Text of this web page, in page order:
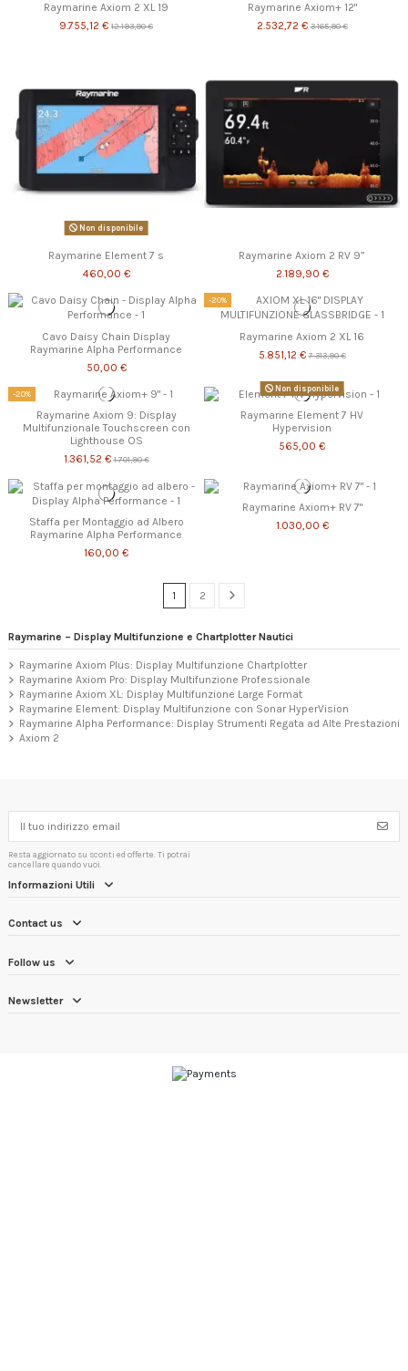
Raymarine Axiom 2 XL 19
9.755,12 € 12.193,90 €
Raymarine Axiom+ 12"
2.532,72 €3.165,90 €
Non disponibile
Raymarine Element 7 s
460,00 €
Raymarine Axiom 2 RV 9”
2.189,90 €
Cavo Daisy Chain Display
Raymarine Alpha Performance
50,00 €
-20%
Raymarine Axiom 2 XL 16
5.851,12 €7.313,90 €
-20%
Raymarine Axiom 9: Display
Multifunzionale Touchscreen con
Lighthouse OS
1.361,52 €1.701,90 €
Non disponibile
Raymarine Element 7 HV
Hypervision
565,00 €
Staffa per Montaggio ad Albero
Raymarine Alpha Performance
160,00 €
Raymarine Axiom+ RV 7"
1.030,00 €
1 2
Raymarine – Display Multifunzione e Chartplotter Nautici
Raymarine Axiom Plus: Display Multifunzione Chartplotter
Raymarine Axiom Pro: Display Multifunzione Professionale
Raymarine Axiom XL: Display Multifunzione Large Format
Raymarine Element: Display Multifunzione con Sonar HyperVision
Raymarine Alpha Performance: Display Strumenti Regata ad Alte Prestazioni
Axiom 2
Resta aggiornato su sconti ed offerte. Ti potrai
cancellare quando vuoi.
Informazioni Utili
Contact us
Follow us
Newsletter